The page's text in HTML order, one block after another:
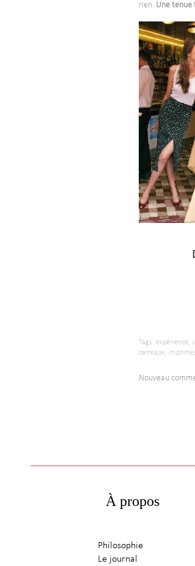
rien. Une tenue
Tags: expérience,
carreaux,
Nouveau
À propos
Philosophie
Le journal